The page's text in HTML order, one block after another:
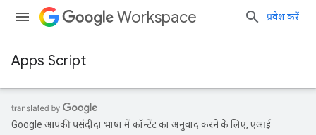
Workspace प्रवेश करें
Apps Script
Google आपकी पसंदीदा भाषा में कॉन्टेंट का अनुवाद करने के लिए, एआई